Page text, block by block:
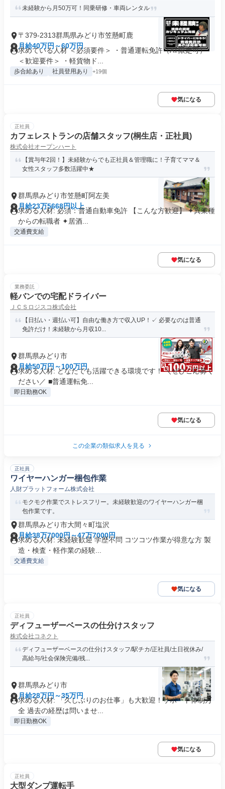
未経験から月50万可！同乗研修・車両レンタル
〒379-2313群馬県みどり市笠懸町鹿
月給40万円～60万円
求めている人材 ＜必須要件＞ ・普通運転免許（AT限定可）
＜歓迎要件＞ ・軽貨物ド...
歩合給あり 社員登用あり +19個
気になる
正社員
カフェレストランの店舗スタッフ(桐生店・正社員)
株式会社オープンハート
【賞与年2回！】未経験からでも正社員＆管理職に！子育てママ＆
女性スタッフ多数活躍中★
群馬県みどり市笠懸町阿左美
月給23万5668円以上
求める人材: 必須：普通自動車免許 【こんな方歓迎】 ✦異業種
からの転職者 ✦居酒...
交通費支給
気になる
業務委託
軽バンでの宅配ドライバー
ＪＣＳロジスコ株式会社
【日払い・週払い可】自由な働き方で収入UP！✓ 必要なのは普通
免許だけ！未経験から月収10...
群馬県みどり市
月給50万円～100万円
求める人材: どなたでも活躍できる環境です！ ＼ぜひご応募く
ださい／ ■普通運転免...
即日勤務OK
気になる
この企業の類似求人を見る
正社員
ワイヤーハンガー梱包作業
人財プラットフォーム株式会社
モクモク作業でストレスフリー。未経験歓迎のワイヤーハンガー梱
包作業です。
群馬県みどり市大間々町塩沢
月給38万7000円～47万7000円
求める人材: 未経験歓迎 学歴不問 コツコツ作業が得意な方 製
造・検査・軽作業の経験...
交通費支給
気になる
正社員
ディフューザーベースの仕分けスタッフ
株式会社コネクト
ディフューザーベースの仕分けスタッフ/駅チカ/正社員/土日祝休み/
高給与/社会保険完備/残...
群馬県みどり市
月給28万円～35万円
求める人材: 「久しぶりのお仕事」も大歓迎！サポート体制万
全 過去の経歴は問いませ...
即日勤務OK
気になる
正社員
大型ダンプ運転手